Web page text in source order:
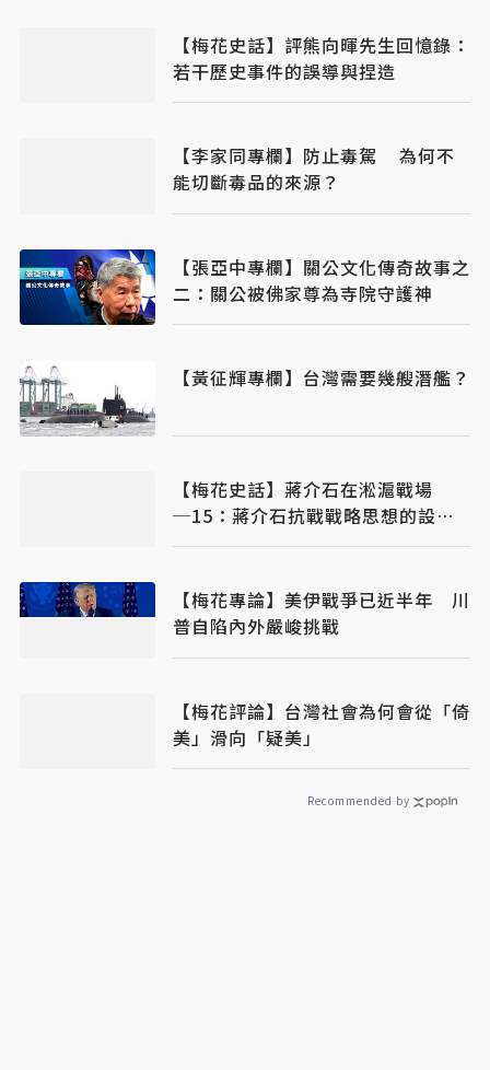
【梅花史話】評熊向暉先生回憶錄：
若干歷史事件的誤導與捏造
【李家同專欄】防止毒駕 為何不
能切斷毒品的來源？
【張亞中專欄】關公文化傳奇故事之
二：關公被佛家尊為寺院守護神
【黃征輝專欄】台灣需要幾艘潛艦？
【梅花史話】蔣介石在淞滬戰場
─15：蔣介石抗戰戰略思想的設計
師─法肯豪森
【梅花專論】美伊戰爭已近半年 川
普自陷內外嚴峻挑戰
【梅花評論】台灣社會為何會從「倚
美」滑向「疑美」
Recommended by